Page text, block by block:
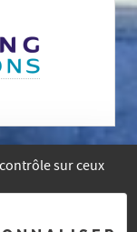
sur ceux